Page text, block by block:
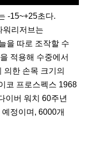
-15~+25초다.
워리저브는
을 따로 조작할 수
적용해 수중에서
의한 손목 크기의
코 프로스펙스 1968
이버 워치 60주년
정이며, 6000개